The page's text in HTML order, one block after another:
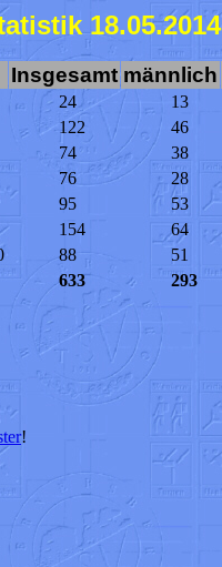
18.05.2014
Insgesamt männlich
24 13
122 46
74 38
76 28
95 53
154 64
88 51
633 293
!